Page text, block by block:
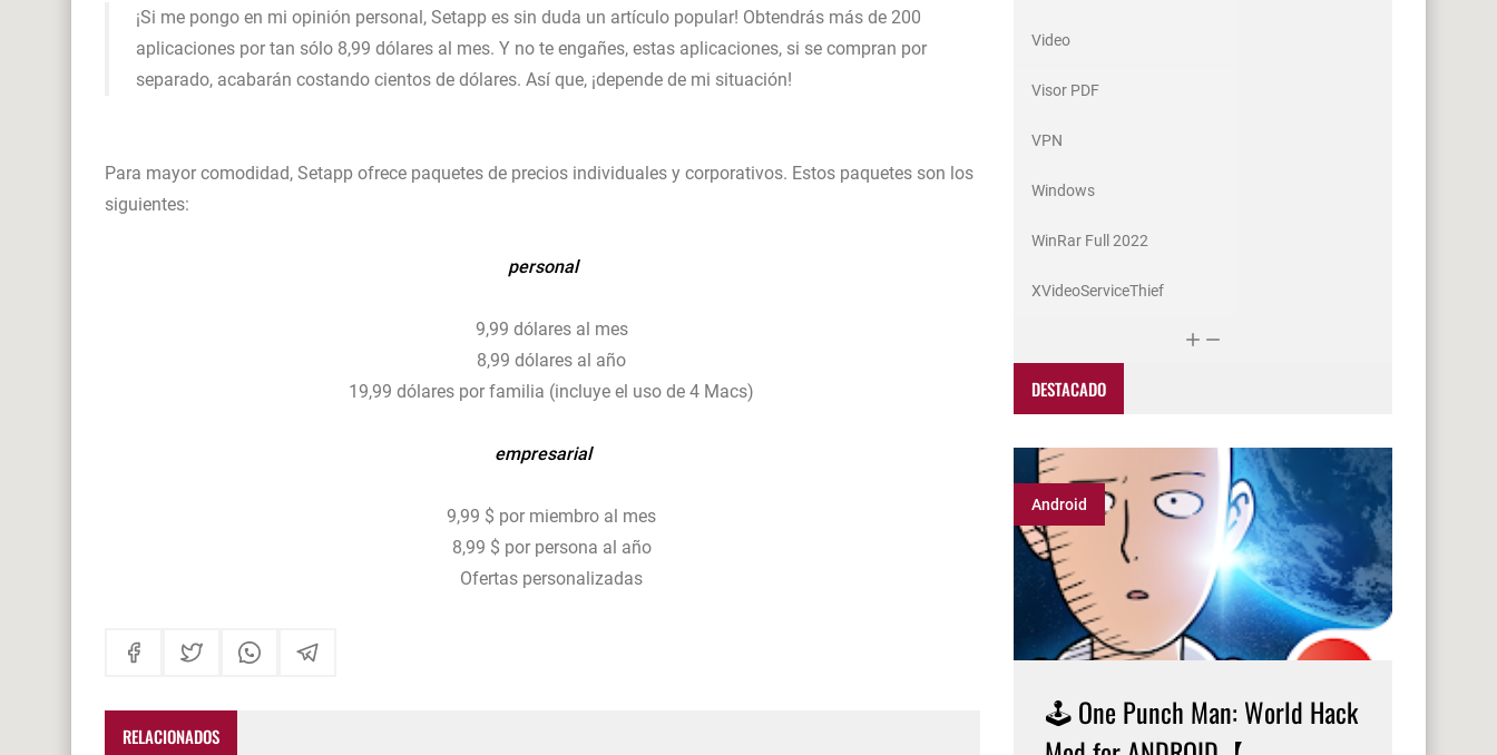
¡Si me pongo en mi opinión personal, Setapp es sin duda un artículo popular! Obtendrás más de 200
aplicaciones por tan sólo 8,99 dólares al mes. Y no te engañes, estas aplicaciones, si se compran por
separado, acabarán costando cientos de dólares. Así que, ¡depende de mi situación!
Para mayor comodidad, Setapp ofrece paquetes de precios individuales y corporativos. Estos paquetes son los
siguientes:
personal
9,99 dólares al mes
8,99 dólares al año
19,99 dólares por familia (incluye el uso de 4 Macs)
empresarial
9,99 $ por miembro al mes
8,99 $ por persona al año
Ofertas personalizadas
RELACIONADOS
Video
Visor PDF
VPN
Windows
WinRar Full 2022
XVideoServiceThief
DESTACADO
Android
🕹️ One Punch Man: World Hack